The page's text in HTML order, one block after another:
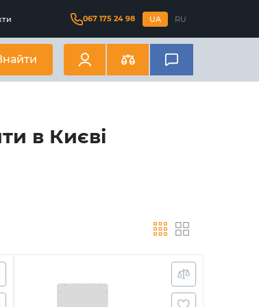
067 175 24 98 UA RU
в Києві